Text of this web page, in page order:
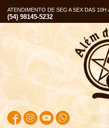
ATENDIMENTO DE SEG A SEX DAS 10H
(54) 98145-5232